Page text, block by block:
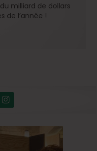
milliard de dollars
de l’année !